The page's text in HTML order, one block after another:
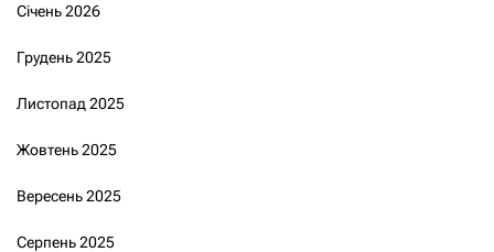
Січень 2026
Грудень 2025
Листопад 2025
Жовтень 2025
Вересень 2025
Серпень 2025